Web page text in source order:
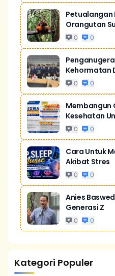
Petualangan
Orangutan
0 0
Kehormatan
0 0
Membangun
Kesehatan
0 0
Cara Untuk
Akibat Stres
0 0
Anies
Generasi Z
0 0
Kategori Populer